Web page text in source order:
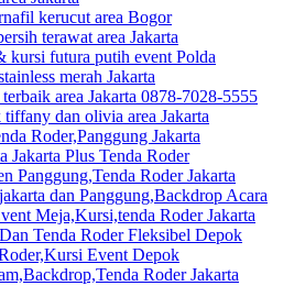
kerucut area Bogor
terawat area Jakarta
kursi futura putih event Polda
merah Jakarta
area Jakarta 0878-7028-5555
dan olivia area Jakarta
Roder,Panggung Jakarta
Jakarta Plus Tenda Roder
Panggung,Tenda Roder Jakarta
dan Panggung,Backdrop Acara
Meja,Kursi,tenda Roder Jakarta
Tenda Roder Fleksibel Depok
Event Depok
Roder Jakarta